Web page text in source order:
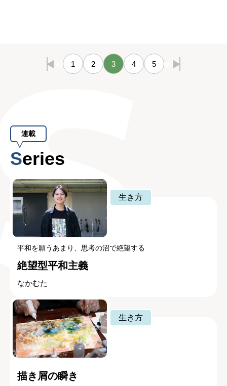
最初 1 2 3 4 5 最後
連載
Series
生き方
平和を願うあまり、思考の沼で絶望する
絶望型平和主義
なかむた
生き方
描き屑の瞬き